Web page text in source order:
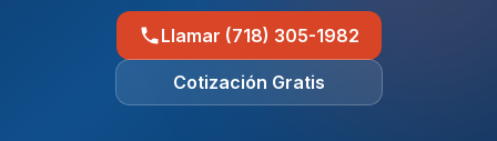
Llamar (718) 305-1982
Cotización Gratis